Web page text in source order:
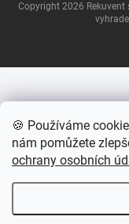
🍪 Používáme
nám pomůžete
ochrany osobních
Copyright 2026